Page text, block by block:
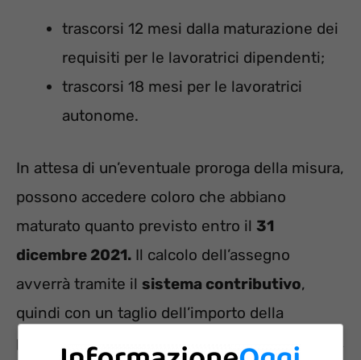
trascorsi 12 mesi dalla maturazione dei
requisiti per le lavoratrici dipendenti;
trascorsi 18 mesi per le lavoratrici
autonome.
In attesa di un’eventuale proroga della misura,
possono accedere coloro che abbiano
maturato quanto previsto entro il 31
dicembre 2021. Il calcolo dell’assegno
avverrà tramite il sistema contributivo,
quindi con un taglio dell’importo della
pensione che può variare tra il 20% e il 30%. A